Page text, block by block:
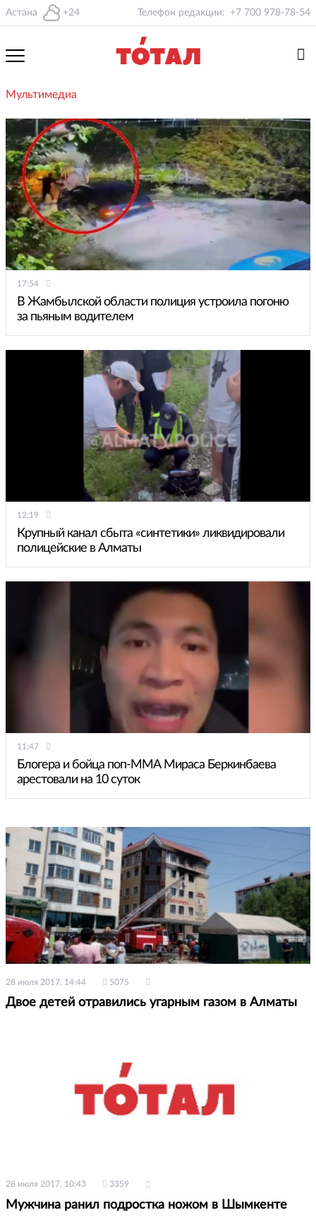
Астана +24 Телефон редакции: +7 700 978-78-54
Мультимедиа
17:54
В Жамбылской области полиция устроила погоню
за пьяным водителем
12:19
Крупный канал сбыта «синтетики» ликвидировали
полицейские в Алматы
11:47
Блогера и бойца поп-ММА Мираса Беркинбаева
арестовали на 10 суток
28 июля 2017, 14:44 5075
Двое детей отравились угарным газом в Алматы
28 июля 2017, 10:43 3359
Мужчина ранил подростка ножом в Шымкенте